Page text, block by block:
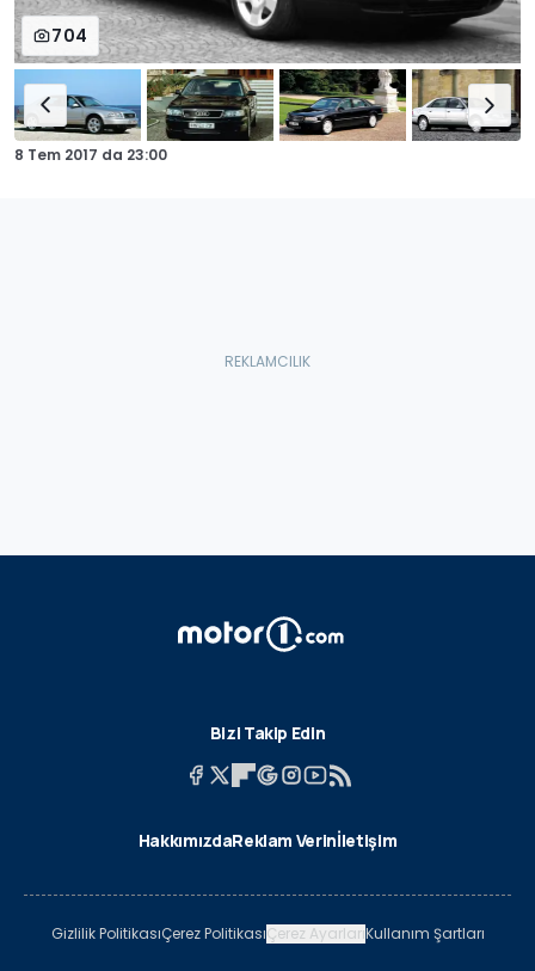
704
8 Tem 2017 da 23:00
Bizi Takip Edin
HakkımızdaReklam Verinİletişim
Gizlilik PolitikasıÇerez PolitikasıÇerez AyarlarıKullanım Şartları